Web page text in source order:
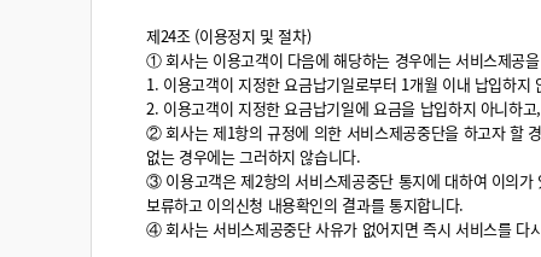
제24조 (이용정지 및 절차)
① 회사는 이용고객이 다음에 해당하는 경우에는 서비스제공
1. 이용고객이 지정한 요금납기일로부터 1개월 이내 납입하지
2. 이용고객이 지정한 요금납기일에 요금을 납입하지 아니하
② 회사는 제1항의 규정에 의한 서비스제공중단을 하고자 할
없는 경우에는 그러하지 않습니다.
③ 이용고객은 제2항의 서비스제공중단 통지에 대하여 이의
보류하고 이의신청 내용확인의 결과를 통지합니다.
④ 회사는 서비스제공중단 사유가 없어지면 즉시 서비스를 다